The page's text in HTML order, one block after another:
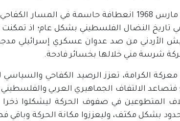
لم تكن معركة الكرامة في 21 آذار- مارس 1968 انعطافة
الأردني من صد عدوان عسكري إسرائيلي مدجج
شرسة مني خلالها بخسائر فادحة.
معركة الكرامة، تعزز الرصيد الكفاحي
الالتفاف الجماهيري العربي
المتطوعين في صفوف الحركة ليشكلوا
بشكل مكثف، وليعززوا مكانة الحركة